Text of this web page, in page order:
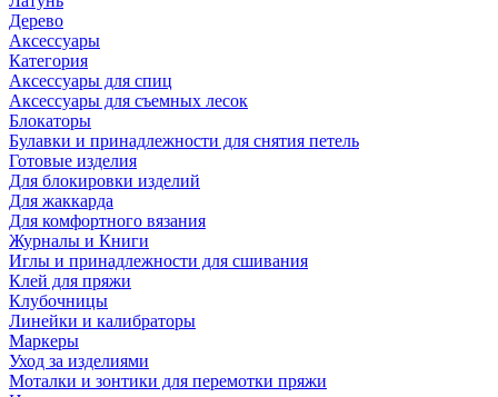
Дерево
Аксессуары
Категория
Аксессуары для спиц
Аксессуары для съемных лесок
Блокаторы
Булавки и принадлежности для снятия петель
Готовые изделия
Для блокировки изделий
Для жаккарда
Для комфортного вязания
Журналы и Книги
Иглы и принадлежности для сшивания
Клей для пряжи
Клубочницы
Линейки и калибраторы
Маркеры
Уход за изделиями
Моталки и зонтики для перемотки пряжи